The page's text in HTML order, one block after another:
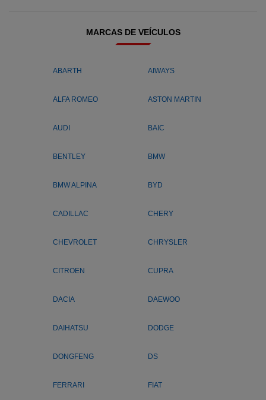
MARCAS DE VEÍCULOS
ABARTH AIWAYS
ALFA ROMEO ASTON MARTIN
AUDI BAIC
BENTLEY BMW
BMW ALPINA BYD
CADILLAC CHERY
CHEVROLET CHRYSLER
CITROEN CUPRA
DACIA DAEWOO
DAIHATSU DODGE
DONGFENG DS
FERRARI FIAT